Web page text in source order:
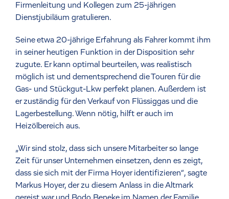
Firmenleitung und Kollegen zum 25-jährigen
Dienstjubiläum gratulieren.
Seine etwa 20-jährige Erfahrung als Fahrer kommt ihm
in seiner heutigen Funktion in der Disposition sehr
zugute. Er kann optimal beurteilen, was realistisch
möglich ist und dementsprechend die Touren für die
Gas- und Stückgut-Lkw perfekt planen. Außerdem ist
er zuständig für den Verkauf von Flüssiggas und die
Lagerbestellung. Wenn nötig, hilft er auch im
Heizölbereich aus.
„Wir sind stolz, dass sich unsere Mitarbeiter so lange
Zeit für unser Unternehmen einsetzen, denn es zeigt,
dass sie sich mit der Firma Hoyer identifizieren“, sagte
Markus Hoyer, der zu diesem Anlass in die Altmark
gereist war und Bodo Beneke im Namen der Familie